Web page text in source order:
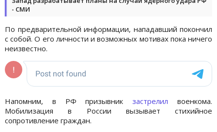
- СМИ
По предварительной информации, нападавший покончил
с собой. О его личности и возможных мотивах пока ничего
неизвестно.
Напомним, в РФ призывникзастрелил военкома.
Мобилизация в России вызывает стихийное
сопротивление граждан.